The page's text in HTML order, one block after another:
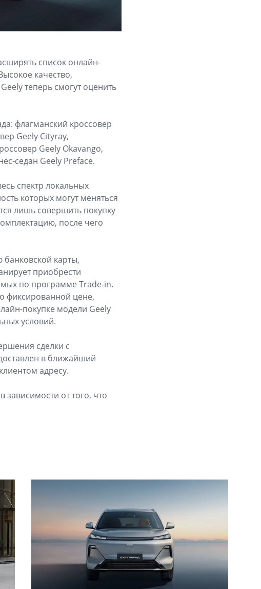
список онлайн-
качество,
теперь смогут оценить
флагманский кроссовер
Geely Cityray,
Geely Okavango,
седан Geely Preface.
спектр локальных
которых могут меняться
лишь совершить покупку
после чего
карты,
приобрести
по программе Trade-in.
фиксированной цене,
покупке модели Geely
условий.
сделки с
в ближайший
адресу.
зависимости от того, что